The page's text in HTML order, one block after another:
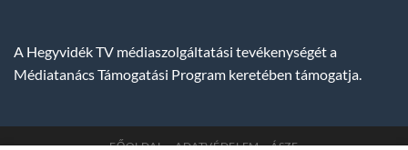
A Hegyvidék TV médiaszolgáltatási tevékenységét a
Médiatanács Támogatási Program keretében támogatja.
FŐOLDAL ADATVÉDELEM ÁSZF